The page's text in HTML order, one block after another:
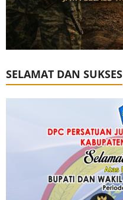
SELAMAT DAN SUKSES